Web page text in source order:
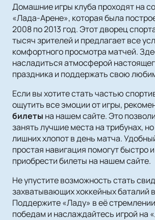
Домашние игры клуба проходят на
«Лада-Арене», которая была
2008 по 2013 год. Этот дворец
тысяч зрителей и предлагает все
комфортного просмотра матчей.
насладиться атмосферой
праздника и поддержать свою
Если вы хотите стать частью
ощутить все эмоции от игры,
билеты на нашем сайте. Это
занять лучшие места на трибунах,
лишних хлопот в день матча.
простая навигация помогут быстро
приобрести билеты на нашем сайте.
Не упустите возможность стать
захватывающих хоккейных баталий
Поддержите «Ладу» в её
победам и наслаждайтесь игрой на